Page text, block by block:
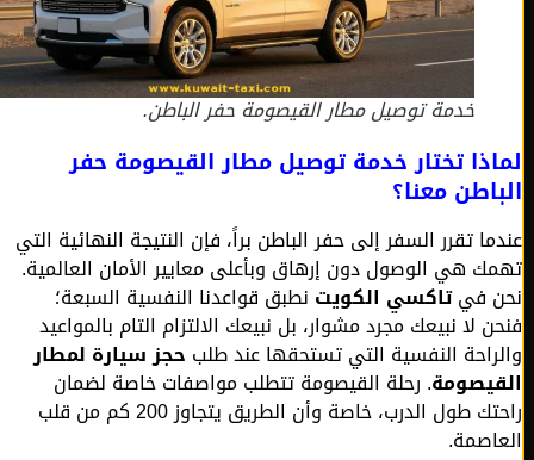
خدمة توصيل مطار القيصومة حفر الباطن.
تختار خدمة توصيل مطار القيصومة حفر
معنا؟
تقرر السفر إلى حفر الباطن براً، فإن النتيجة النهائية التي
هي الوصول دون إرهاق وبأعلى معايير الأمان العالمية.
في تاكسي الكويتنطبق قواعدنا النفسية السبعة؛
لا نبيعك مجرد مشوار، بل نبيعك الالتزام التام بالمواعيد
النفسية التي تستحقها عند طلبحجز سيارة لمطار
. رحلة القيصومة تتطلب مواصفات خاصة لضمان
راحتك طول الدرب، خاصة وأن الطريق يتجاوز 200 كم من قلب